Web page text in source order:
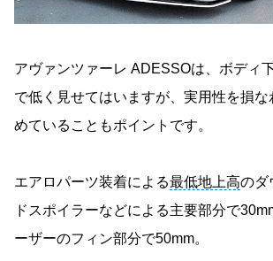
アヴァンツァーレ ADESSOは、ボディ
で低く見せてはいますが、実用性を損
めていることもポイントです。
エアロパーツ装着による最低地上高のダ
ドスポイラーなどによる主要部分で
ーザーのフィン部分で50mm。